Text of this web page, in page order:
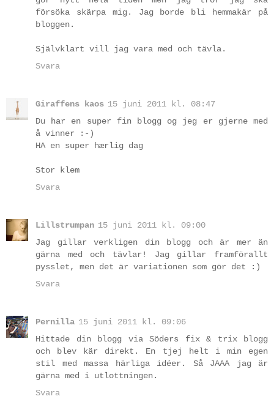
försöka skärpa mig. Jag borde bli hemmakär på
bloggen.
Självklart vill jag vara med och tävla.
Svara
Giraffens kaos 15 juni 2011 kl. 08:47
Du har en super fin blogg og jeg er gjerne med
å vinner :-)
HA en super hærlig dag
Stor klem
Svara
Lillstrumpan 15 juni 2011 kl. 09:00
Jag gillar verkligen din blogg och är mer än
gärna med och tävlar! Jag gillar framförallt
pysslet, men det är variationen som gör det :)
Svara
Pernilla 15 juni 2011 kl. 09:06
Hittade din blogg via Söders fix & trix blogg
och blev kär direkt. En tjej helt i min egen
stil med massa härliga idéer. Så JAAA jag är
gärna med i utlottningen.
Svara